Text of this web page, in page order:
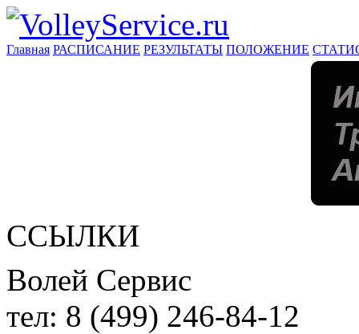
Главная РАСПИСАНИЕ РЕЗУЛЬТАТЫ ПОЛОЖЕНИЕ
ССЫЛКИ
Волей Сервис
тел: 8 (499) 246-84-12